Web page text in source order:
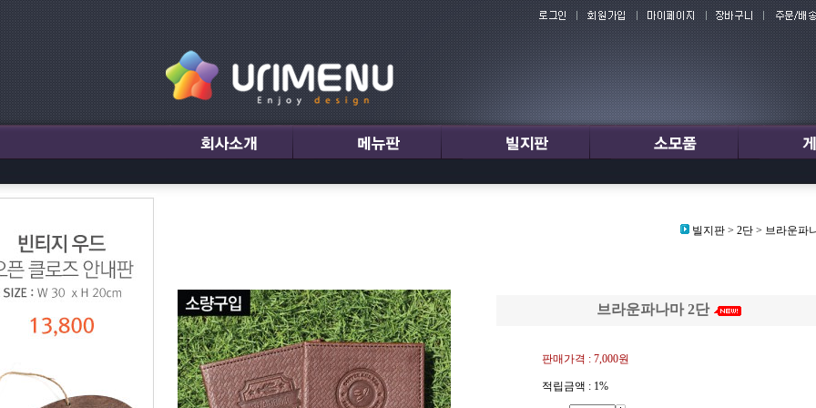
빌지판 > 2단 > 브라운파
브라운파나마 2단
판매가격 : 7,000원
적립금액 : 1%